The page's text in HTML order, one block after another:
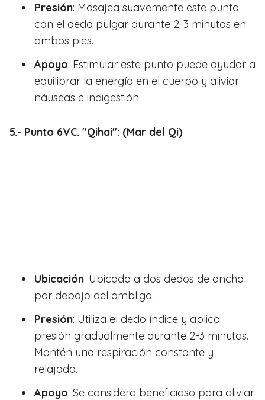
Presión: Masajea suavemente este punto
con el dedo pulgar durante 2-3 minutos en
ambos pies.
Apoyo: Estimular este punto puede ayudar a
equilibrar la energía en el cuerpo y aliviar
náuseas e indigestión
5.- Punto 6VC. "Qihai": (Mar del Qi)
Ubicación: Ubicado a dos dedos de ancho
por debajo del ombligo.
Presión: Utiliza el dedo índice y aplica
presión gradualmente durante 2-3 minutos.
Mantén una respiración constante y
relajada.
Apoyo: Se considera beneficioso para aliviar